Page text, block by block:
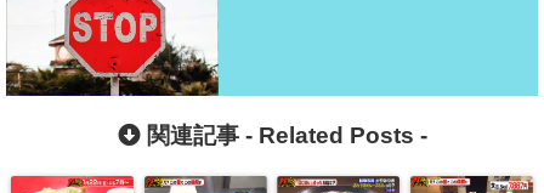
関連記事 - Related Posts -